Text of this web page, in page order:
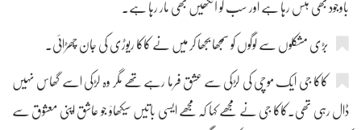
باوجود بھی ہنس رہا ہے اور سب کو آنکھیں بھی مار رہا ہے۔
بڑی مشکلوں سے لوگوں کو سمجھا بجھا کر میں نے کاکا ریوڑی کی جان چھڑائی۔
کاکا جی ایک موچی کی لڑکی سے عشق فرما رہے تھے مگر وہ لڑکی اسے گھاس نہیں
ڈال رہی تھی۔کاکا جی نے مجھے کہا کہ مجھے ایسی باتیں سیکھاؤ جو عاشق اپنی معشوق سے